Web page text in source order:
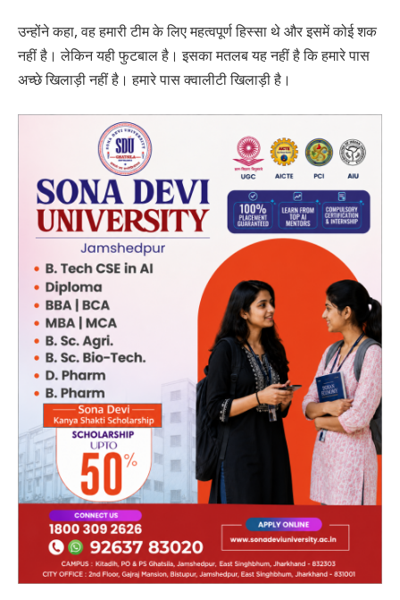
उन्होंने कहा, वह हमारी टीम के लिए महत्वपूर्ण हिस्सा थे और इसमें कोई शक
नहीं है। लेकिन यही फुटबाल है। इसका मतलब यह नहीं है कि हमारे पास
अच्छे खिलाड़ी नहीं है। हमारे पास क्वालीटी खिलाड़ी है।